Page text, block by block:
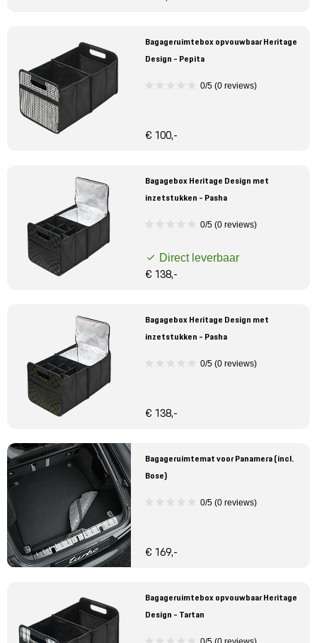
Bagageruimtebox opvouwbaar Heritage
Design - Pepita
0/5 (0 reviews)
€ 100,-
Bagagebox Heritage Design met
inzetstukken - Pasha
0/5 (0 reviews)
Direct leverbaar
€ 138,-
Bagagebox Heritage Design met
inzetstukken - Pasha
0/5 (0 reviews)
€ 138,-
Bagageruimtemat voor Panamera (incl.
Bose)
0/5 (0 reviews)
€ 169,-
Bagageruimtebox opvouwbaar Heritage
Design - Tartan